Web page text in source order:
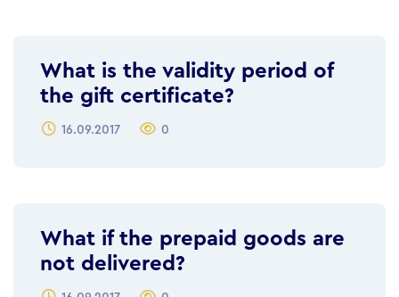
What is the validity period of
the gift certificate?
16.09.2017 0
What if the prepaid goods are
not delivered?